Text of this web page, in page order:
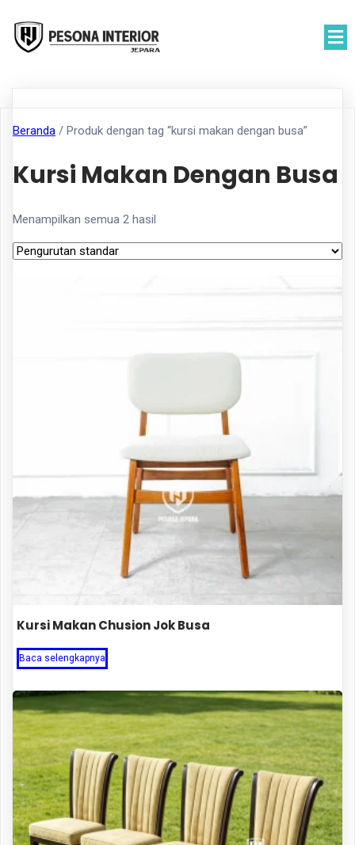
Beranda / Produk dengan tag “kursi makan dengan busa”
Kursi Makan Dengan Busa
Menampilkan semua 2 hasil
Kursi Makan Chusion Jok Busa
Baca selengkapnya